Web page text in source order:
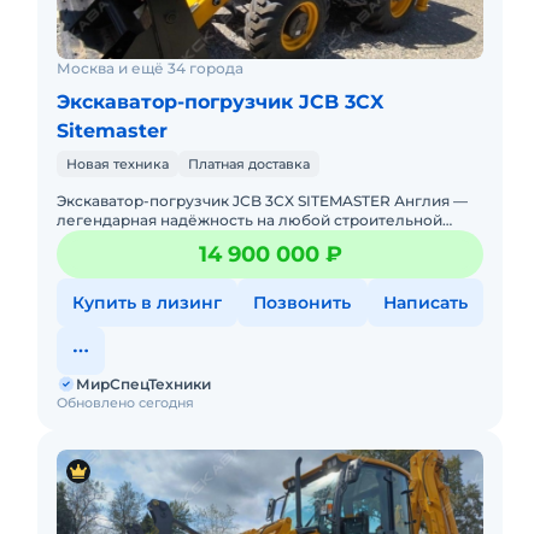
Москва и ещё 34 города
Экскаватор-погрузчик JCB 3CX
Sitemaster
Новая техника Платная доставка
Экскаватор-погрузчик JCB 3CX SITEMASTER Англия —
легендарная надёжность на любой строительной
площадке! Новый. Можно в лизинг. Цена С
НДС.Полная документа14 900 000 ₽
Купить в лизинг Позвонить Написать
Обновлено сегодня
МирСпецТехники